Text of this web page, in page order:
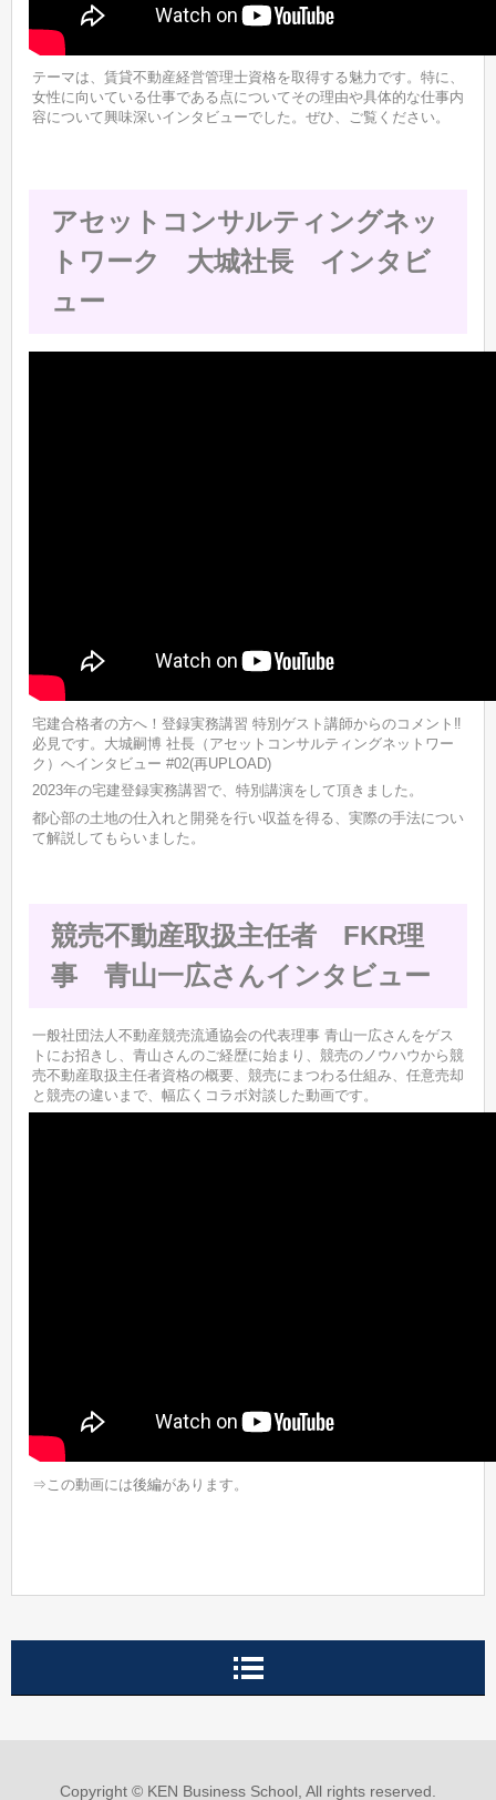
テーマは、賃貸不動産経営管理士資格を取得する魅力です。特に、
女性に向いている仕事である点についてその理由や具体的な仕事内
容について興味深いインタビューでした。ぜひ、ご覧ください。
アセットコンサルティングネッ
トワーク 大城社長 インタビ
ュー
宅建合格者の方へ！登録実務講習 特別ゲスト講師からのコメント‼
必見です。大城嗣博 社長（アセットコンサルティングネットワー
ク）へインタビュー #02(再UPLOAD)
2023年の宅建登録実務講習で、特別講演をして頂きました。
都心部の土地の仕入れと開発を行い収益を得る、実際の手法につい
て解説してもらいました。
競売不動産取扱主任者 FKR理
事 青山一広さんインタビュー
一般社団法人不動産競売流通協会の代表理事 青山一広さんをゲス
トにお招きし、青山さんのご経歴に始まり、競売のノウハウから競
売不動産取扱主任者資格の概要、競売にまつわる仕組み、任意売却
と競売の違いまで、幅広くコラボ対談した動画です。
⇒この動画には後編があります。
Copyright © KEN Business School, All rights reserved.